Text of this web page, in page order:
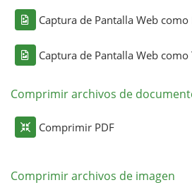
Captura de Pantalla Web como
Captura de Pantalla Web como
Comprimir archivos de
Comprimir PDF
Comprimir archivos de imagen